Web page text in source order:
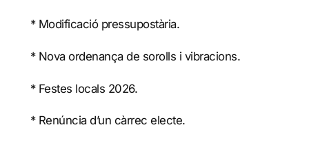
* Modificació pressupostària.
* Nova ordenança de sorolls i vibracions.
* Festes locals 2026.
* Renúncia d’un càrrec electe.